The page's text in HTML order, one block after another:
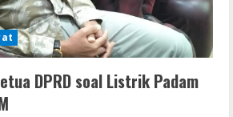
DPRD soal Listrik Padam